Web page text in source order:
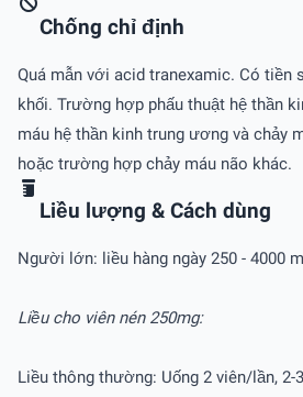
Chống chỉ định
Quá mẫn với acid tranexamic. Có tiền
khối. Trường hợp phấu thuật hệ thần
máu hệ thần kinh trung ương và chảy
hoặc trường hợp chảy máu não khác.
Liều lượng & Cách dùng
Người lớn: liều hàng ngày 250 - 4000
Liều cho viên nén 250mg:
Liều thông thường: Uống 2 viên/lần, 2-